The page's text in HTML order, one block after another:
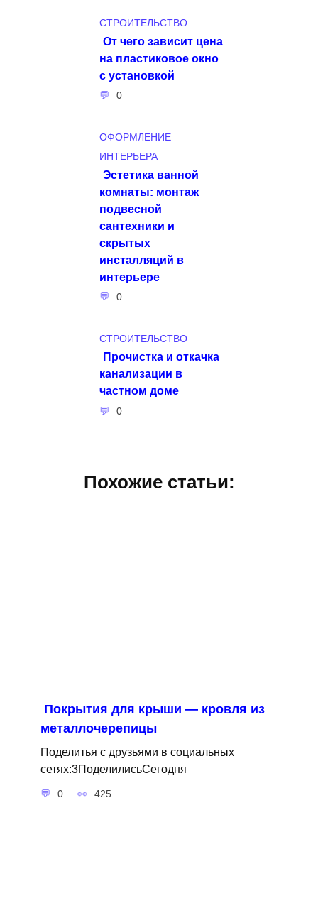
СТРОИТЕЛЬСТВО
От чего зависит цена
на пластиковое окно
с установкой
0
ОФОРМЛЕНИЕ
ИНТЕРЬЕРА
Эстетика ванной
комнаты: монтаж
подвесной
сантехники и
скрытых
инсталляций в
интерьере
0
СТРОИТЕЛЬСТВО
Прочистка и откачка
канализации в
частном доме
0
Похожие статьи:
Покрытия для крыши — кровля из
металлочерепицы
Поделитья с друзьями в социальных
сетях:3ПоделилисьСегодня
0 425